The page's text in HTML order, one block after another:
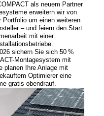
als neuem Partner
erweitern wir von
Portfolio um einen weiteren
– und feiern den Start
mit einer
sichern Sie sich 50 %
Montagesystem mit
planen Ihre Anlage mit
Optimierer eine
gratis obendrauf.